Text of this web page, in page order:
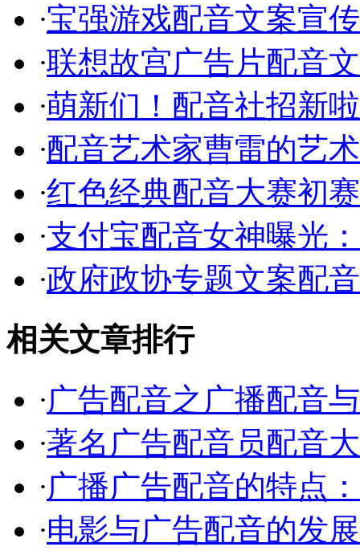
·宝强游戏配音文案宣
·联想故宫广告片配音
·萌新们！配音社招新
·配音艺术家曹雷的艺
·红色经典配音大赛初
·支付宝配音女神曝光
·政府政协专题文案配
相关文章排行
·广告配音之广播配音
·著名广告配音员配音
·广播广告配音的特点
·电影与广告配音的发